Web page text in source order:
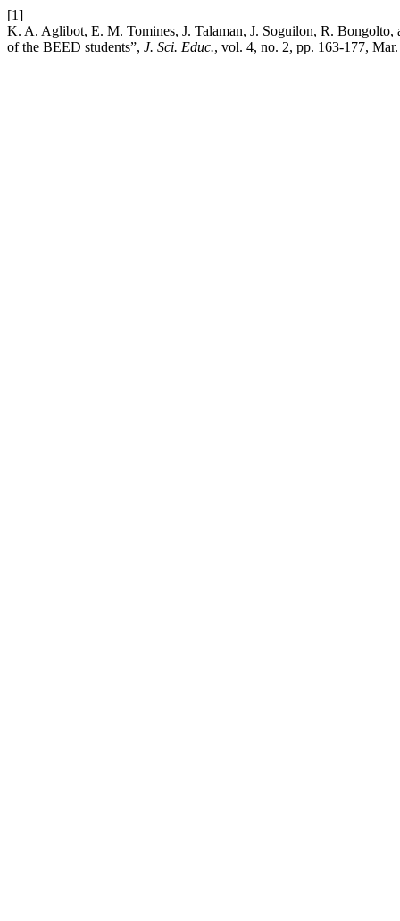
[1]
K. A. Aglibot, E. M. Tomines, J. Talaman, J. Soguilon, R.
of the BEED students”, J. Sci. Educ., vol. 4, no. 2, pp. 163-177,